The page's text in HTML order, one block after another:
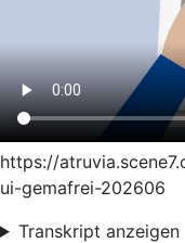
https://
ui-gemafrei-202606
Transkript anzeigen